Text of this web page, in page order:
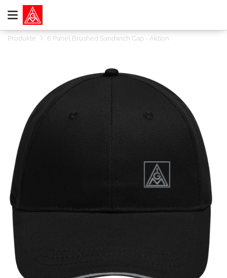
Produkte 6 Panel Brushed Sandwich Cap - Aktion